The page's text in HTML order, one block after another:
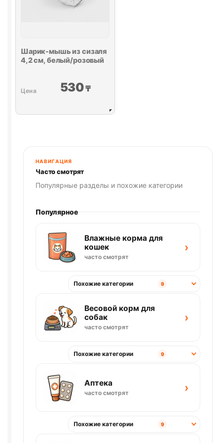
Шарик-мышь из сизаля
4,2 см, белый/розовый
530₸
НАВИГАЦИЯ
Часто смотрят
Популярные разделы и похожие категории
Популярное
Влажные корма для
кошек
часто смотрят
›
Похожие категории 9
Весовой корм для
собак
часто смотрят
›
Похожие категории 9
Аптека
часто смотрят ›
Похожие категории 9